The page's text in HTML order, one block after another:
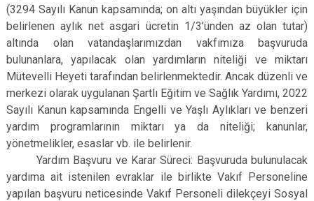
(3294 Sayılı Kanun kapsamında; on altı yaşından büyükler için
belirlenen aylık net asgari ücretin 1/3’ünden az olan tutar)
altında olan vatandaşlarımızdan vakfımıza başvuruda
bulunanlara, yapılacak olan yardımların niteliği ve miktarı
Mütevelli Heyeti tarafından belirlenmektedir. Ancak düzenli ve
merkezi olarak uygulanan Şartlı Eğitim ve Sağlık Yardımı, 2022
Sayılı Kanun kapsamında Engelli ve Yaşlı Aylıkları ve benzeri
yardım programlarının miktarı ya da niteliği; kanunlar,
yönetmelikler, esaslar vb. ile belirlenir.
Yardım Başvuru ve Karar Süreci: Başvuruda bulunulacak
yardıma ait istenilen evraklar ile birlikte Vakıf Personeline
yapılan başvuru neticesinde Vakıf Personeli dilekçeyi Sosyal